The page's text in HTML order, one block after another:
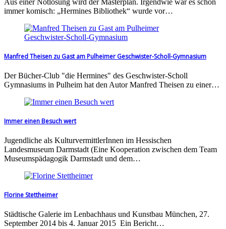
immer komisch: „Hermines Bibliothek“ wurde vor…
Manfred Theisen zu Gast am Pulheimer Geschwister-Scholl-Gymnasium
Der Bücher-Club "die Hermines" des Geschwister-Scholl
Gymnasiums in Pulheim hat den Autor Manfred Theisen zu einer…
Immer einen Besuch wert
Jugendliche als KulturvermittlerInnen im Hessischen
Landesmuseum Darmstadt (Eine Kooperation zwischen dem Team
Museumspädagogik Darmstadt und dem…
Florine Stettheimer
Städtische Galerie im Lenbachhaus und Kunstbau München, 27.
September 2014 bis 4. Januar 2015 Ein Bericht…